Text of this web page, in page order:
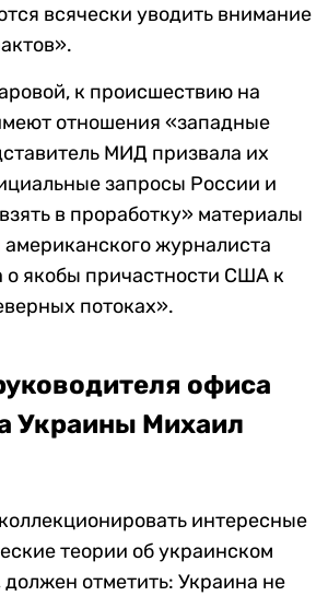
всячески уводить внимание
к происшествию на
отношения «западные
МИД призвала их
запросы России и
в проработку» материалы
американского журналиста
якобы причастности США к
потоках».
офиса
Украины Михаил
интересные
теории об украинском
должен отметить: Украина не